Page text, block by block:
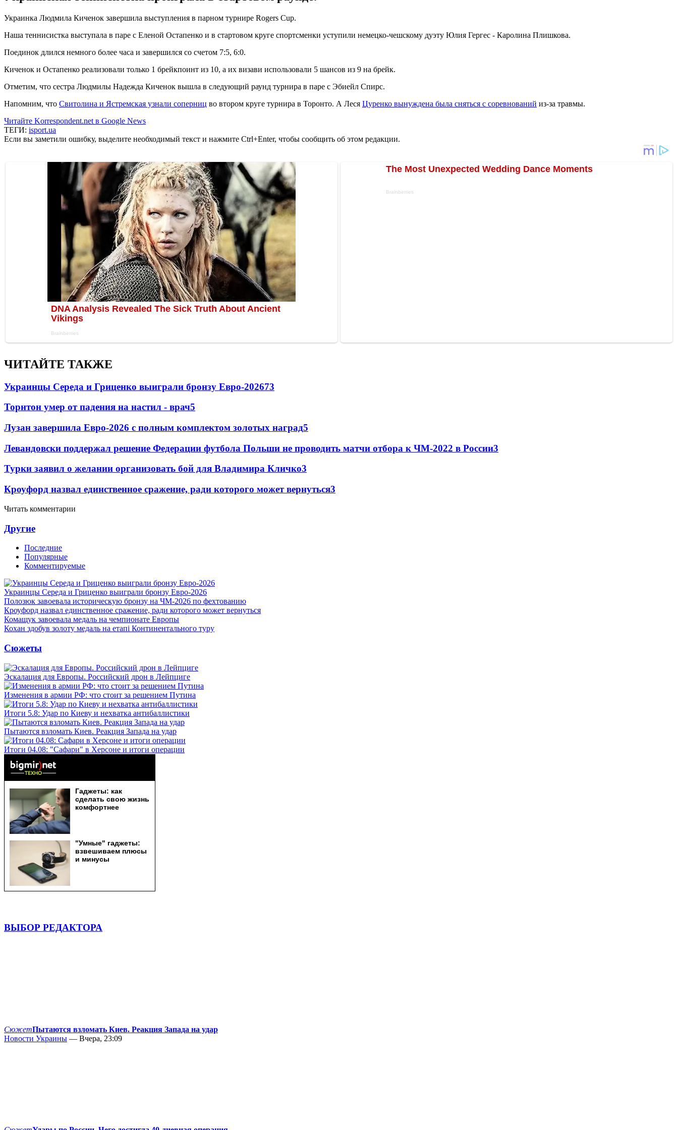
Украинка Людмила Киченок завершила выступления в парном турнире Rogers Cup.
Наша теннисистка выступала в паре с Еленой Остапенко и в стартовом круге спортсменки уступили немецко-чешскому дуэту Юлия Гергес - Каролина Плишкова.
Поединок длился немного более часа и завершился со счетом 7:5, 6:0.
Киченок и Остапенко реализовали только 1 брейкпоинт из 10, а их визави использовали 5 шансов из 9 на брейк.
Отметим, что сестра Людмилы Надежда Киченок вышла в следующий раунд турнира в паре с Эбиейл Спирс.
Напомним, что Свитолина и Ястремская узнали соперниц во втором круге турнира в Торонто. А Леся Цуренко вынуждена была сняться с соревнований из-за травмы.
Читайте Korrespondent.net в Google News
ТЕГИ: isport.ua
Если вы заметили ошибку, выделите необходимый текст и нажмите Ctrl+Enter, чтобы сообщить об этом редакции.
ЧИТАЙТЕ ТАКЖЕ
Украинцы Середа и Гриценко выиграли бронзу Евро-202673
Торнтон умер от падения на настил - врач5
Лузан завершила Евро-2026 с полным комплектом золотых наград5
Левандовски поддержал решение Федерации футбола Польши не проводить матчи отбора к ЧМ-2022 в России3
Турки заявил о желании организовать бой для Владимира Кличко3
Кроуфорд назвал единственное сражение, ради которого может вернуться3
Читать комментарии
Другие
Последние
Популярные
Комментируемые
Украинцы Середа и Гриценко выиграли бронзу Евро-2026
Полозюк завоевала историческую бронзу на ЧМ-2026 по фехтованию
Кроуфорд назвал единственное сражение, ради которого может вернуться
Комащук завоевала медаль на чемпионате Европы
Кохан здобув золоту медаль на етапі Континентального туру
Сюжеты
Эскалация для Европы. Российский дрон в Лейпциге
Изменения в армии РФ: что стоит за решением Путина
Итоги 5.8: Удар по Киеву и нехватка антибаллистики
Пытаются взломать Киев. Реакция Запада на удар
Итоги 04.08: "Сафари" в Херсоне и итоги операции
ВЫБОР РЕДАКТОРА
СюжетПытаются взломать Киев. Реакция Запада на удар
Новости Украины — Вчера, 23:09